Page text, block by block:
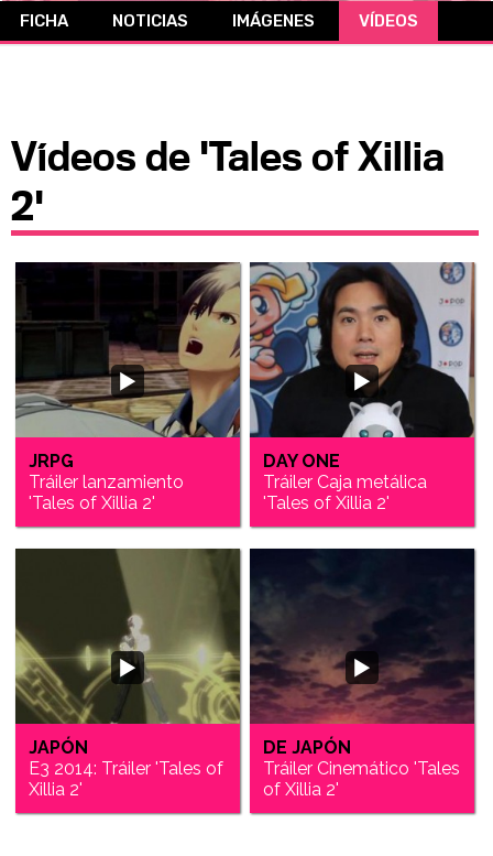
CÓMICS
FICHA NOTICIAS IMÁGENES VÍDEOS
Vídeos de 'Tales of Xillia
2'
JRPG
Tráiler lanzamiento
'Tales of Xillia 2'
DAY ONE
Tráiler Caja metálica
'Tales of Xillia 2'
JAPÓN
E3 2014: Tráiler 'Tales of
Xillia 2'
DE JAPÓN
Tráiler Cinemático 'Tales
of Xillia 2'